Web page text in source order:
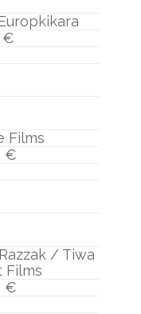
€
Films
€
/ Tiwa
Films
€